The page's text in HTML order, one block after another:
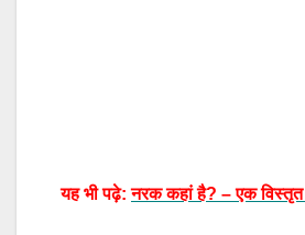
यह भी पढ़े:नरक कहां है? – एक विस्तृत